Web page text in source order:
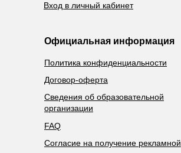
Официальная информация
Политика конфиденциальности
Договор-оферта
Сведения об образовательной
организации
Согласие на получение рекламной
FAQ
Вход в личный кабинет